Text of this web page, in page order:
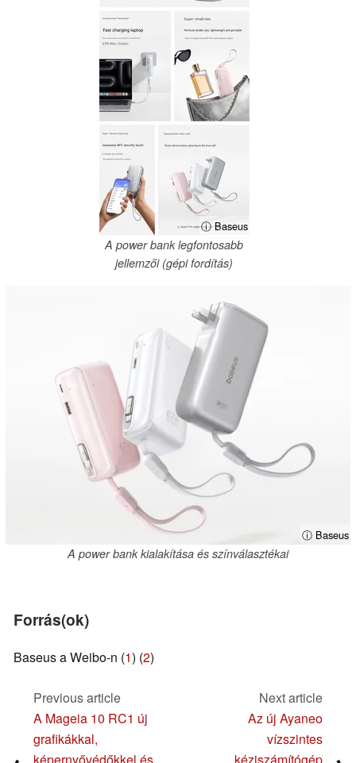
ⓘ Baseus
A power bank legfontosabb
jellemzői (gépi fordítás)
ⓘ Baseus
A power bank kialakítása és színválasztékai
Forrás(ok)
Baseus a Weibo-n (1) (2)
Previous article
A Mageia 10 RC1 új
grafikákkal,
képernyővédőkkel és
Next article
Az új Ayaneo
vízszintes
kéziszámítógép